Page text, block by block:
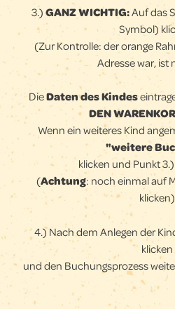
3.)GANZ WICHTIG:Auf das
Symbol)
(Zur Kontrolle: der orange
Adresse war, ist
DieDaten des Kindes
DEN
Wenn ein weiteres Kind
"weitere
klicken und Punkt
(Achtung: noch einmal auf
klicken)
4.) Nach dem Anlegen der
klicken
und den Buchungsprozess